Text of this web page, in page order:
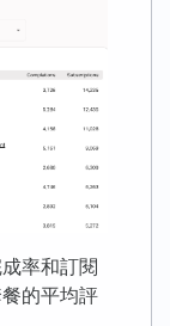
率和訂閱
的平均評